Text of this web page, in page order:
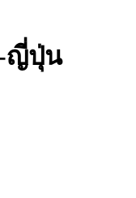
ญี่ปุ่น